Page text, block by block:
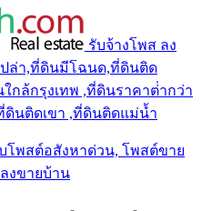
รับจ้างโพส ลง
ปล่า,ที่ดินมีโฉนด,ที่ดินติด
กล้กรุงเทพ ,ที่ดินราคาต่ํากว่า
ดินติดเขา ,ที่ดินติดแม่น้ำ
โพสต์อสังหาด่วน, โพสต์ขาย
งขายบ้าน